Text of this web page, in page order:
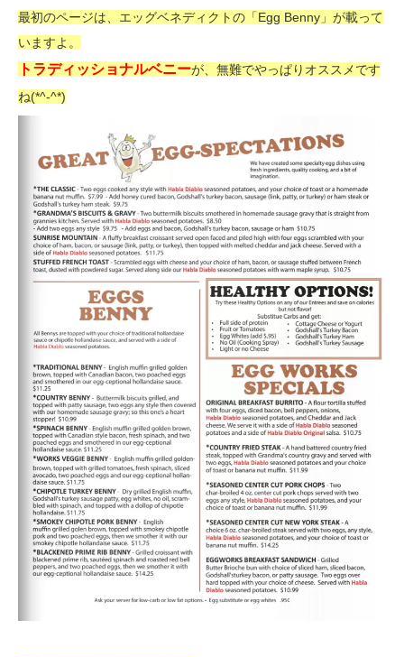
最初のページは、エッグベネディクトの「Egg Benny」が載って
いますよ。
トラディッショナルベニーが、無難でやっぱりオススメです
ね(*^-^*)